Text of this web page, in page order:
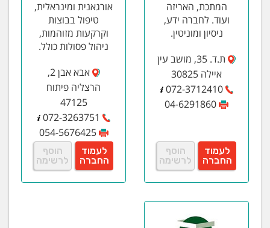
המתכת, האריזה
ועוד. לחברה ידע,
ניסיון ומוניטין.
ת.ד. 35, מושב עין
איילה 30825
072-3712410
04-6291860
לעמוד
החברה
הוסף
לרשימה
אורגאנית ומינראלית,
טיפול בבוצות
וקרקעות מזוהמות,
ניהול פסולות כולל.
אבא אבן 2,
הרצליה פיתוח
47125
072-3263751
054-5676425
לעמוד
החברה
הוסף
לרשימה